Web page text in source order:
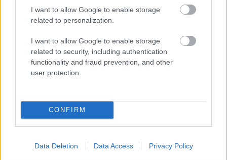
I want to allow Google to enable storage
related to personalization.
I want to allow Google to enable storage
related to security, including authentication
functionality and fraud prevention, and other
user protection.
CONFIRM
Data Deletion Data Access Privacy Policy
Kapcsolódó hírek
ÁTIGAZOLÁSOK